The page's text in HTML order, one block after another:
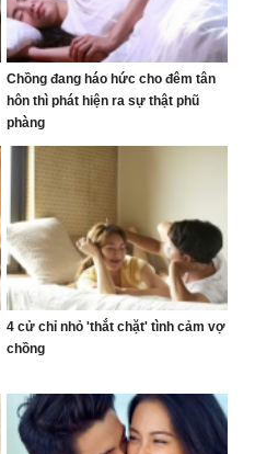
Chồng đang háo hức cho đêm tân
hôn thì phát hiện ra sự thật phũ
phàng
4 cử chỉ nhỏ 'thắt chặt' tình cảm vợ
chồng